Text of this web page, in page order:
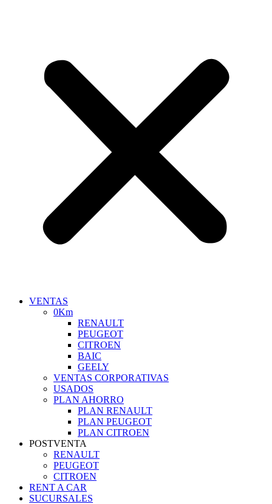
VENTAS
0Km
RENAULT
PEUGEOT
CITROEN
BAIC
GEELY
VENTAS CORPORATIVAS
USADOS
PLAN AHORRO
PLAN RENAULT
PLAN PEUGEOT
PLAN CITROEN
POSTVENTA
RENAULT
PEUGEOT
CITROEN
RENT A CAR
SUCURSALES